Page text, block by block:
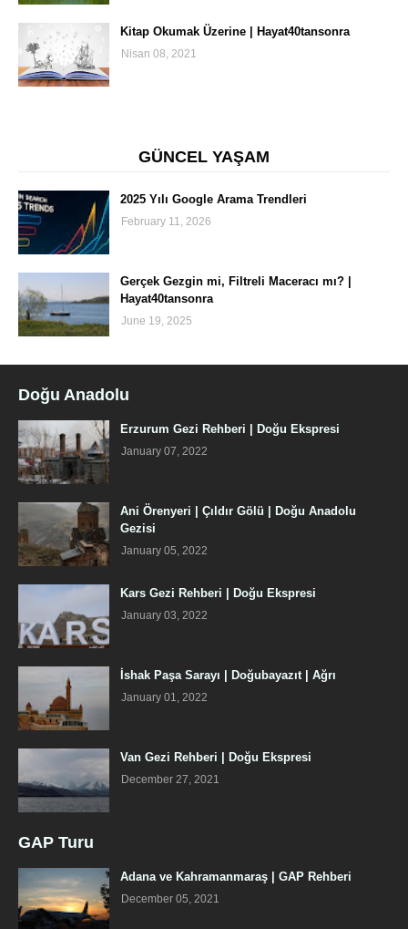
Kitap Okumak Üzerine | Hayat40tansonra
Nisan 08, 2021
GÜNCEL YAŞAM
2025 Yılı Google Arama Trendleri
February 11, 2026
Gerçek Gezgin mi, Filtreli Maceracı mı? |
Hayat40tansonra
June 19, 2025
Doğu Anadolu
Erzurum Gezi Rehberi | Doğu Ekspresi
January 07, 2022
Ani Örenyeri | Çıldır Gölü | Doğu Anadolu
Gezisi
January 05, 2022
Kars Gezi Rehberi | Doğu Ekspresi
January 03, 2022
İshak Paşa Sarayı | Doğubayazıt | Ağrı
January 01, 2022
Van Gezi Rehberi | Doğu Ekspresi
December 27, 2021
GAP Turu
Adana ve Kahramanmaraş | GAP Rehberi
December 05, 2021